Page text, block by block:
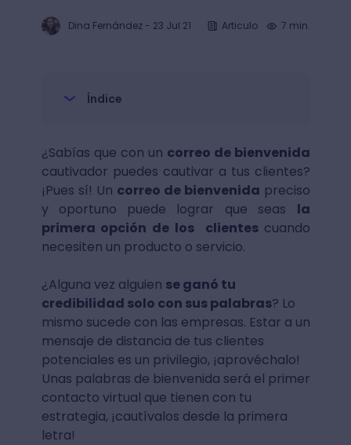
Dina Fernández- 23 Jul 21 Articulo 7 min.
Índice
¿Sabías que con un correo de bienvenida
cautivador puedes cautivar a tus clientes?
¡Pues sí! Un correo de bienvenida preciso
y oportuno puede lograr que seas la
primera opción de los clientes cuando
necesiten un producto o servicio.
¿Alguna vez alguien se ganó tu
credibilidad solo con sus palabras? Lo
mismo sucede con las empresas. Estar a un
mensaje de distancia de tus clientes
potenciales es un privilegio, ¡aprovéchalo!
Unas palabras de bienvenida será el primer
contacto virtual que tienen con tu
estrategia, ¡cautívalos desde la primera
letra!